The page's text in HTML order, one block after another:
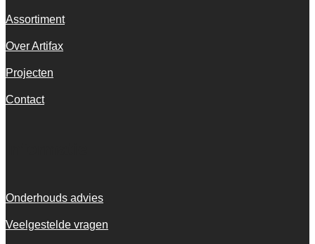
Assortiment
Over Artifax
Projecten
Contact
Onderhouds advies
Veelgestelde vragen